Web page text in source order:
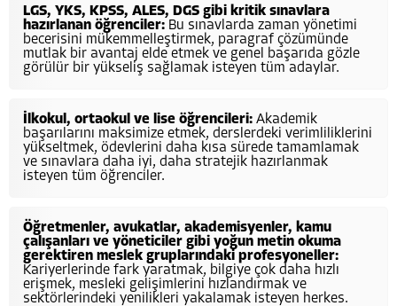
LGS, YKS, KPSS, ALES, DGS gibi kritik sınavlara
hazırlanan öğrenciler: Bu sınavlarda zaman yönetimi
becerisini mükemmelleştirmek, paragraf çözümünde
mutlak bir avantaj elde etmek ve genel başarıda gözle
görülür bir yükseliş sağlamak isteyen tüm adaylar.
İlkokul, ortaokul ve lise öğrencileri: Akademik
başarılarını maksimize etmek, derslerdeki verimliliklerini
yükseltmek, ödevlerini daha kısa sürede tamamlamak
ve sınavlara daha iyi, daha stratejik hazırlanmak
isteyen tüm öğrenciler.
Öğretmenler, avukatlar, akademisyenler, kamu
çalışanları ve yöneticiler gibi yoğun metin okuma
gerektiren meslek gruplarındaki profesyoneller:
Kariyerlerinde fark yaratmak, bilgiye çok daha hızlı
erişmek, mesleki gelişimlerini hızlandırmak ve
sektörlerindeki yenilikleri yakalamak isteyen herkes.